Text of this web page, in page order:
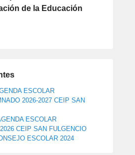
de la Educación
ESCOLAR
2026-2027 CEIP SAN
ESCOLAR
CEIP SAN FULGENCIO
ESCOLAR 2024